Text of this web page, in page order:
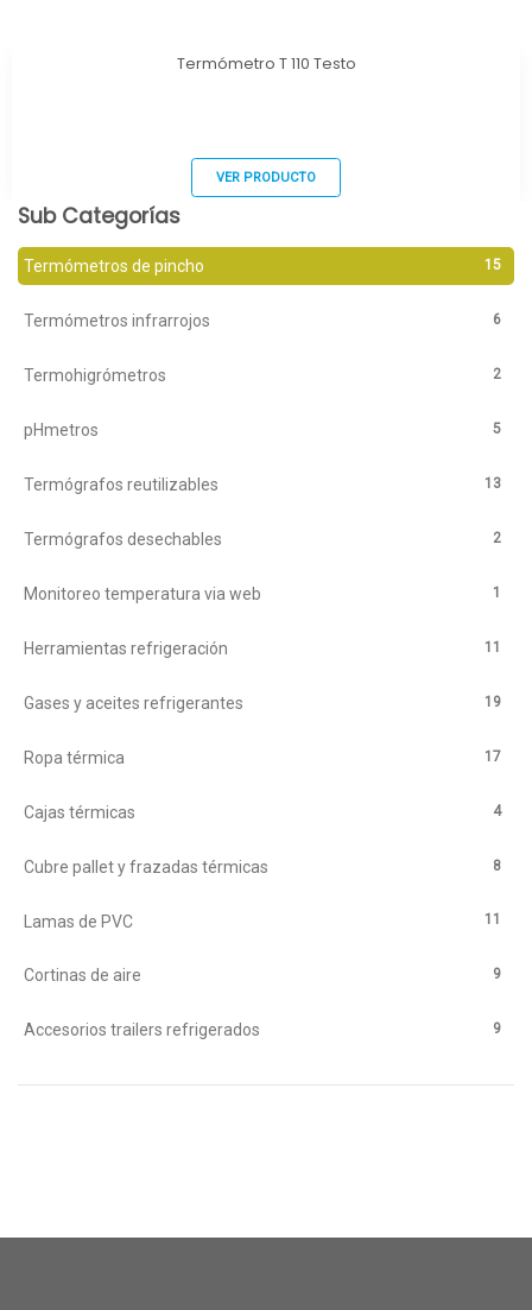
Termómetro T 110 Testo
VER PRODUCTO
Sub Categorías
Termómetros de pincho 15
Termómetros infrarrojos 6
Termohigrómetros 2
pHmetros 5
Termógrafos reutilizables 13
Termógrafos desechables 2
Monitoreo temperatura via web 1
Herramientas refrigeración 11
Gases y aceites refrigerantes 19
Ropa térmica 17
Cajas térmicas 4
Cubre pallet y frazadas térmicas 8
Lamas de PVC 11
Cortinas de aire 9
Accesorios trailers refrigerados 9